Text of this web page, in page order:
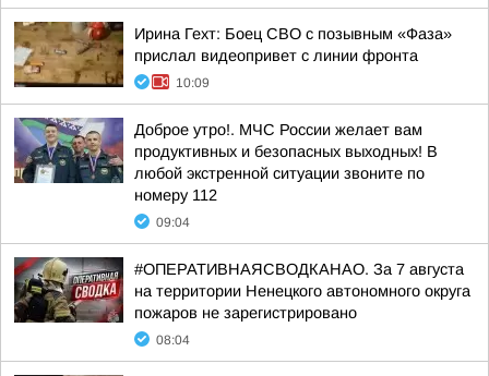
Ирина Гехт: Боец СВО с позывным «Фаза»
прислал видеопривет с линии фронта
10:09
Доброе утро!. МЧС России желает вам
продуктивных и безопасных выходных! В
любой экстренной ситуации звоните по
номеру 112
09:04
#ОПЕРАТИВНАЯСВОДКАНАО. За 7 августа
на территории Ненецкого автономного округа
пожаров не зарегистрировано
08:04